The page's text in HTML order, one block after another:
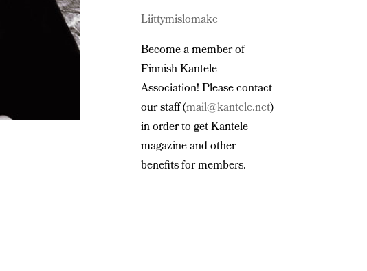
Liittymislomake
Become a member of
Finnish Kantele
Association! Please contact
our staff (mail@kantele.net)
in order to get Kantele
magazine and other
benefits for members.